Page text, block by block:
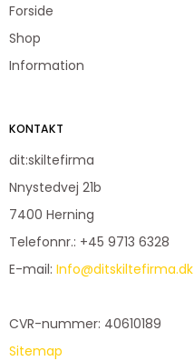
Forside
Shop
Information
KONTAKT
dit:skiltefirma
Nnystedvej 21b
7400 Herning
Telefonnr.: +45 9713 6328
E-mail: Info@ditskiltefirma.dk
CVR-nummer: 40610189
Sitemap